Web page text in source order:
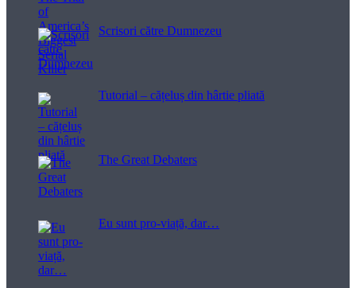
Scrisori către Dumnezeu
Tutorial – cățeluș din hârtie pliată
The Great Debaters
Eu sunt pro-viață, dar…